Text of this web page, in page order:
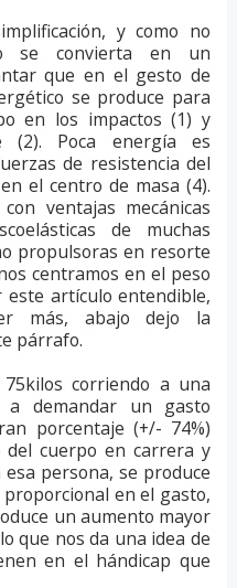
y como no
se convierta en un
que en el gesto de
se produce para
en los impactos (1) y
(2). Poca energía es
de resistencia del
el centro de masa (4).
ventajas mecánicas
de muchas
propulsoras en resorte
centramos en el peso
este artículo entendible,
más, abajo dejo la
párrafo.
corriendo a una
a demandar un gasto
porcentaje (+/- 74%)
cuerpo en carrera y
persona, se produce
en el gasto,
un aumento mayor
que nos da una idea de
en el hándicap que